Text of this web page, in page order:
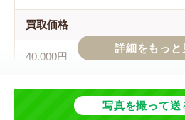
買取価格
40,000円
ジャンル
写真を撮って送